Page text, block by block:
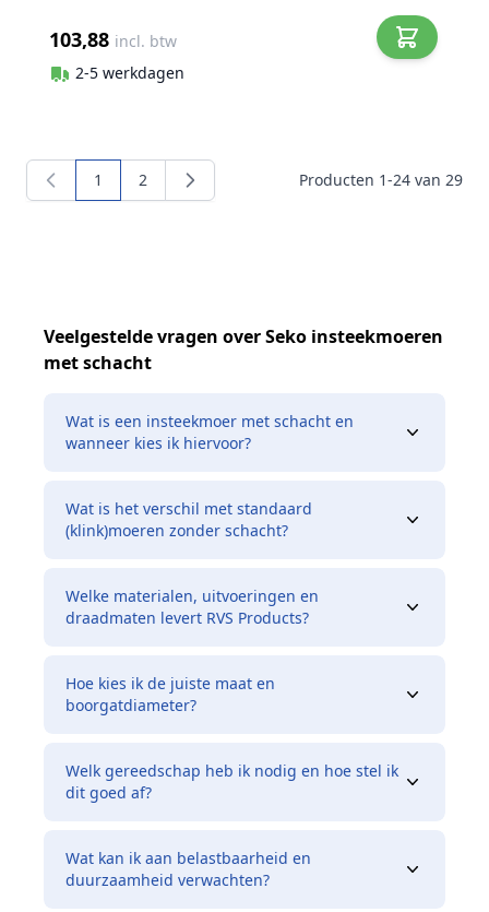
103,88 incl. btw
2-5 werkdagen
Producten 1-24 van 29
U lees momenteel pagina
1 Pagina
2
Veelgestelde vragen over Seko insteekmoeren
met schacht
Wat is een insteekmoer met schacht en
wanneer kies ik hiervoor?
Wat is het verschil met standaard
(klink)moeren zonder schacht?
Welke materialen, uitvoeringen en
draadmaten levert RVS Products?
Hoe kies ik de juiste maat en
boorgatdiameter?
Welk gereedschap heb ik nodig en hoe stel ik
dit goed af?
Wat kan ik aan belastbaarheid en
duurzaamheid verwachten?